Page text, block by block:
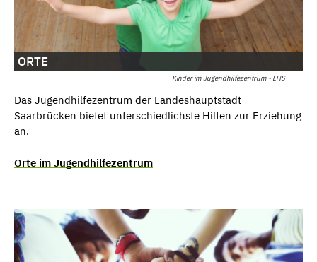
Kinder im Jugendhilfezentrum - LHS
ORTE
Das Jugendhilfezentrum der Landeshauptstadt
Saarbrücken bietet unterschiedlichste Hilfen zur Erziehung
an.
Orte im Jugendhilfezentrum